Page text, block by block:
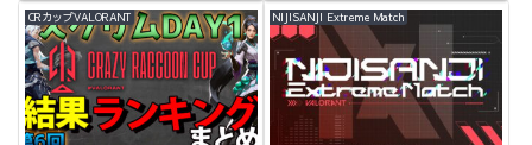
CRカップVALORANT NIJISANJI Extreme Match